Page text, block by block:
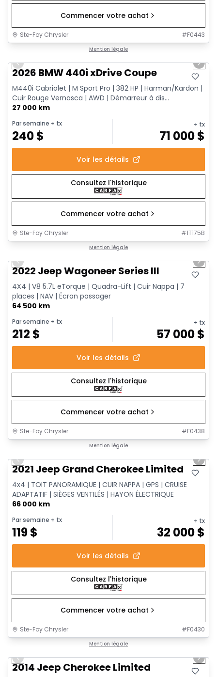
Commencer votre achat
Ste-Foy Chrysler #F0443
Mention légale
Previous slide Next
2026 BMW 440i xDrive Coupe
M440i Cabriolet | M Sport Pro | 382 HP | Harman/Kardon |
Cuir Rouge Vernasca | AWD | Démarreur à dis...
27 000 km
Par semaine + tx
240$
+ tx
71 000$
Voir les détails
Consultez l'historique
Commencer votre achat
Ste-Foy Chrysler #1T175B
Mention légale
Previous slide Next
2022 Jeep Wagoneer Series III
4X4 | V8 5.7L eTorque | Quadra-Lift | Cuir Nappa | 7
places | NAV | Écran passager
64 500 km
Par semaine + tx
212 $
+ tx
57 000$
Voir les détails
Consultez l'historique
Commencer votre achat
Ste-Foy Chrysler #F0438
Mention légale
Previous slide Next
2021 Jeep Grand Cherokee Limited
4x4 | TOIT PANORAMIQUE | CUIR NAPPA | GPS | CRUISE
ADAPTATIF | SIÈGES VENTILÉS | HAYON ÉLECTRIQUE
66 000 km
Par semaine + tx
119$
+ tx
32 000$
Voir les détails
Consultez l'historique
Commencer votre achat
Ste-Foy Chrysler #F0430
Mention légale
Previous slide Next
2014 Jeep Cherokee Limited